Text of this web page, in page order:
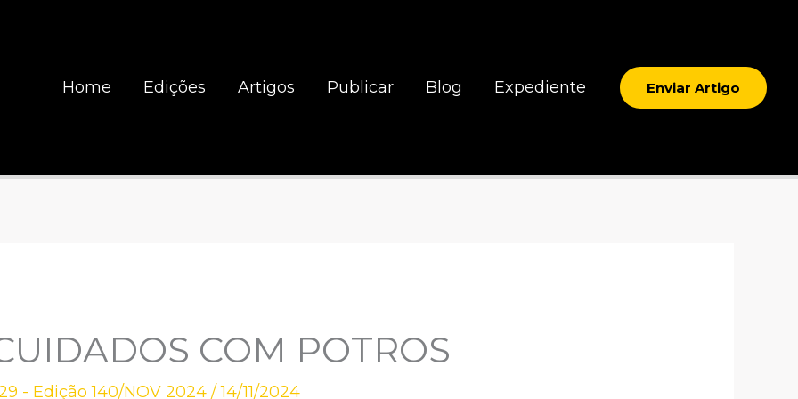
Home Edições Artigos Publicar Blog Expediente Enviar Artigo
COM POTROS
- Edição 140/NOV 2024 /14/11/2024